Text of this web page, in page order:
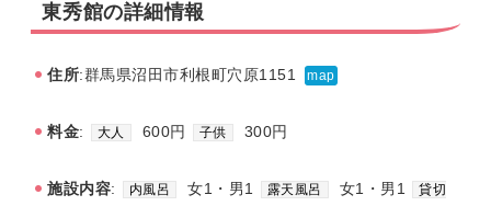
東秀館の詳細情報
住所:群馬県沼田市利根町穴原1151 map
料金: 大人 600円 子供 300円
施設内容: 内風呂 女1・男1 露天風呂 女1・男1 貸切